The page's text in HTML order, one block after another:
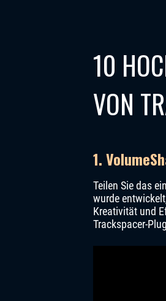
10
VON
1.
Teilen Sie das
wurde
Kreativität und
Trackspacer-